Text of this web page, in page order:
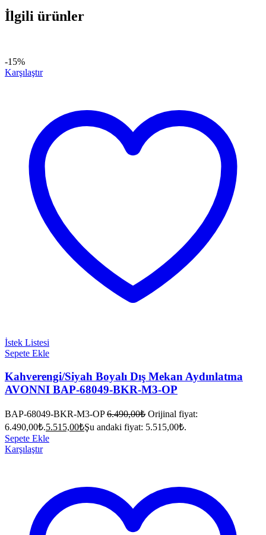
İlgili ürünler
-15%
Karşılaştır
İstek Listesi
Sepete Ekle
Kahverengi/Siyah Boyalı Dış Mekan Aydınlatma
AVONNI BAP-68049-BKR-M3-OP
BAP-68049-BKR-M3-OP 6.490,00₺ Orijinal fiyat:
6.490,00₺.5.515,00₺Şu andaki fiyat: 5.515,00₺.
Sepete Ekle
Karşılaştır